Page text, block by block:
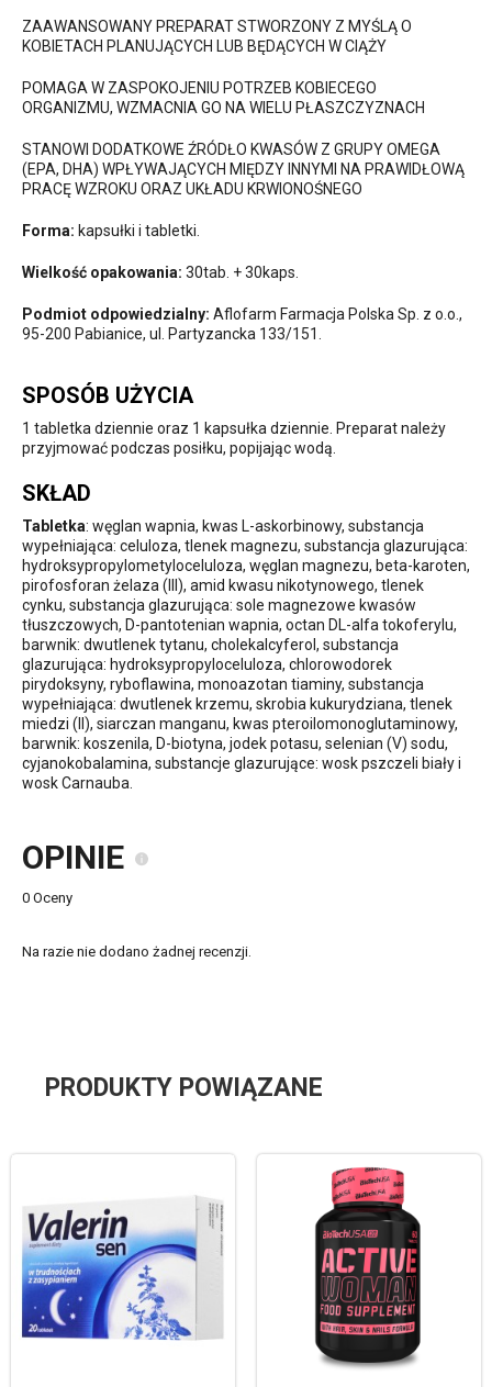
ZAAWANSOWANY PREPARAT STWORZONY Z MYŚLĄ O
KOBIETACH PLANUJĄCYCH LUB BĘDĄCYCH W CIĄŻY
POMAGA W ZASPOKOJENIU POTRZEB KOBIECEGO
ORGANIZMU, WZMACNIA GO NA WIELU PŁASZCZYZNACH
STANOWI DODATKOWE ŹRÓDŁO KWASÓW Z GRUPY OMEGA
(EPA, DHA) WPŁYWAJĄCYCH MIĘDZY INNYMI NA PRAWIDŁOWĄ
PRACĘ WZROKU ORAZ UKŁADU KRWIONOŚNEGO
Forma: kapsułki i tabletki.
Wielkość opakowania: 30tab. + 30kaps.
Podmiot odpowiedzialny: Aflofarm Farmacja Polska Sp. z o.o.,
95-200 Pabianice, ul. Partyzancka 133/151.
SPOSÓB UŻYCIA
1 tabletka dziennie oraz 1 kapsułka dziennie. Preparat należy
przyjmować podczas posiłku, popijając wodą.
SKŁAD
Tabletka: węglan wapnia, kwas L-askorbinowy, substancja
wypełniająca: celuloza, tlenek magnezu, substancja glazurująca:
hydroksypropylometyloceluloza, węglan magnezu, beta-karoten,
pirofosforan żelaza (III), amid kwasu nikotynowego, tlenek
cynku, substancja glazurująca: sole magnezowe kwasów
tłuszczowych, D-pantotenian wapnia, octan DL-alfa tokoferylu,
barwnik: dwutlenek tytanu, cholekalcyferol, substancja
glazurująca: hydroksypropyloceluloza, chlorowodorek
pirydoksyny, ryboflawina, monoazotan tiaminy, substancja
wypełniająca: dwutlenek krzemu, skrobia kukurydziana, tlenek
miedzi (II), siarczan manganu, kwas pteroilomonoglutaminowy,
barwnik: koszenila, D-biotyna, jodek potasu, selenian (V) sodu,
cyjanokobalamina, substancje glazurujące: wosk pszczeli biały i
wosk Carnauba.
OPINIE
0 Oceny
Na razie nie dodano żadnej recenzji.
PRODUKTY POWIĄZANE